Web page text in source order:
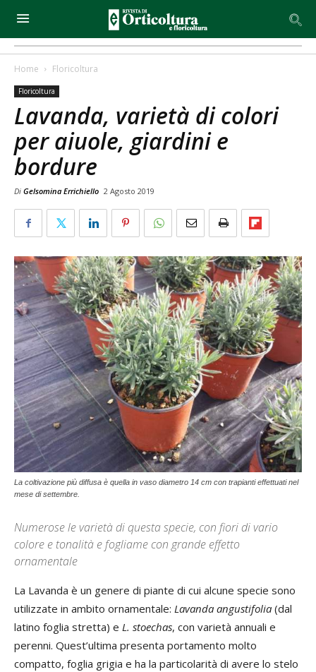
Home Floricoltura
Floricoltura
Lavanda, varietà di colori
per aiuole, giardini e
bordure
Di Gelsomina Errichiello 2 Agosto 2019
La coltivazione più diffusa è quella in vaso diametro 14 cm con trapianti effettuati nel
mese di settembre.
Numerose le varietà di questa specie, con fiori di vario
colore e tonalità e fogliame con grande effetto
ornamentale
La Lavanda è un genere di piante di cui alcune specie sono
utilizzate in ambito ornamentale: Lavanda angustifolia (dal
latino foglia stretta) e L. stoechas, con varietà annuali e
perenni. Quest’ultima presenta portamento molto
compatto, foglia grigia e ha la particolarità di avere lo stelo